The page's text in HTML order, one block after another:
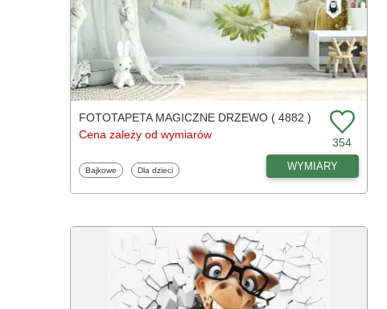
FOTOTAPETA MAGICZNE DRZEWO ( 4882 )
Cena zależy od wymiarów
354
Fototapety
Bajkowe Fototapety
Dla dzieci WYMIARY